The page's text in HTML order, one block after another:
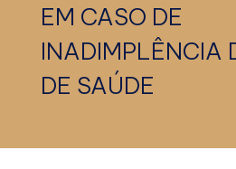
EM CASO DE
INADIMPLÊNCIA
DE SAÚDE